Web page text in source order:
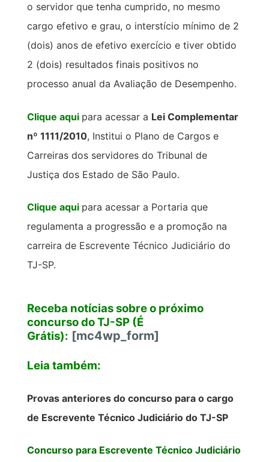
o servidor que tenha cumprido, no mesmo
cargo efetivo e grau, o interstício mínimo de 2
(dois) anos de efetivo exercício e tiver obtido
2 (dois) resultados finais positivos no
processo anual da Avaliação de Desempenho.
Clique aqui para acessar a Lei Complementar
nº 1111/2010, Institui o Plano de Cargos e
Carreiras dos servidores do Tribunal de
Justiça dos Estado de São Paulo.
Clique aqui para acessar a Portaria que
regulamenta a progressão e a promoção na
carreira de Escrevente Técnico Judiciário do
TJ-SP.
Receba notícias sobre o próximo
concurso do TJ-SP (É
Grátis): [mc4wp_form]
Leia também:
Provas anteriores do concurso para o cargo
de Escrevente Técnico Judiciário do TJ-SP
Concurso para Escrevente Técnico Judiciário